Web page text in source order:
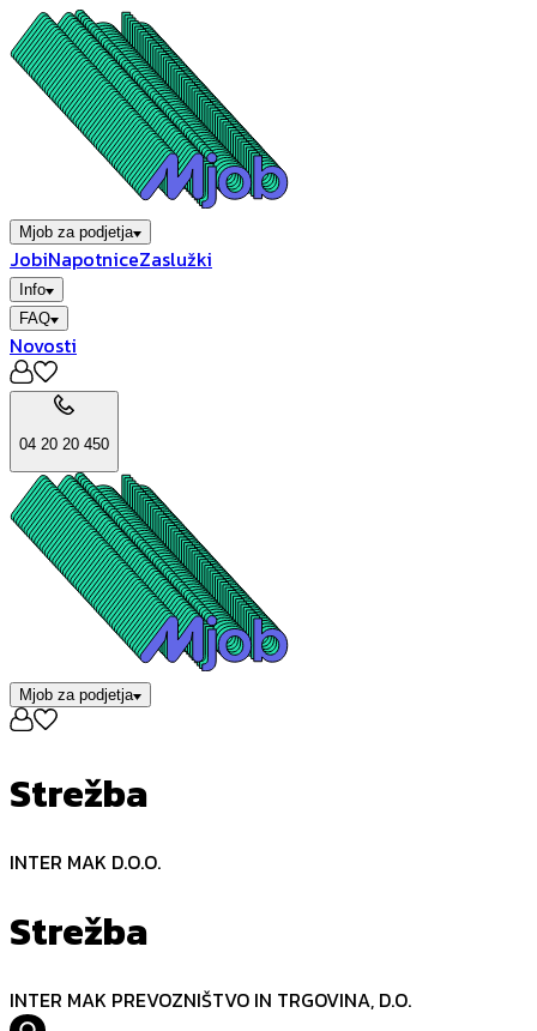
Mjob za podjetja
JobiNapotniceZaslužki
Info
FAQ
Novosti
04 20 20 450
Mjob za podjetja
Strežba
INTER MAK D.O.O.
Strežba
INTER MAK PREVOZNIŠTVO IN TRGOVINA, D.O.